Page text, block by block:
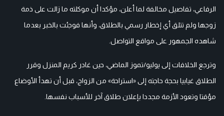
الرفاعي، تفاصيل مخالفة لما أعلن، مؤكدا أن موكلته ما زالت على ذمة
زوجها ولم تتلق أي إخطار رسمي بالطلاق، وأنها فوجئت بالخبر بعدما
شاهده الجمهور على مواقع التواصل.
وترجع الخلافات إلى يوليو/تموز الماضي، حين غادر كريم المنزل وقرر
الطلاق غيابيا بحجة حاجته إلى «استراحة» من الزواج، قبل أن تهدأ الأوضاع
مؤقتا وتعود الأزمة مجددا بإعلان طلاق آخر للأسباب نفسها.